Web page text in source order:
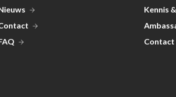
Kennis
Contact